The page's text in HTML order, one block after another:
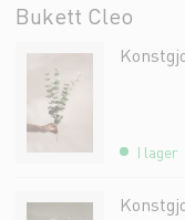
Bukett Cleo
I lager